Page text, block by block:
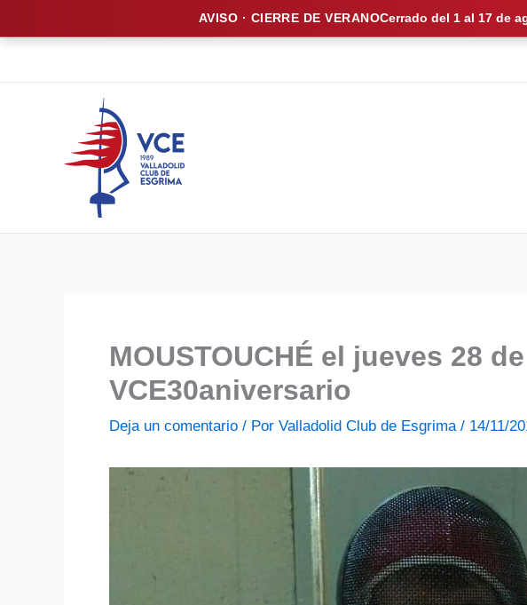
AVISO · CIERRE DE VERANOCerrado del 1 al 17 de
MOUSTOUCHÉ el jueves 28
VCE30aniversario
Deja un comentario / Por Valladolid Club de Esgrima / 14/11/